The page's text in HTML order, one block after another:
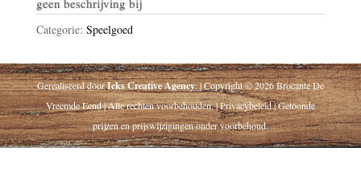
Categorie: Speelgoed
Gerealiseerd doorIcks Creative Agency. | Copyright © 2026 Brocante De
Vreemde Eend | Alle rechten voorbehouden. | Privacybeleid | Getoonde
prijzen en prijswijzigingen onder voorbehoud.